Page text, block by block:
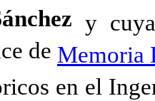
y
de Memoria
en el